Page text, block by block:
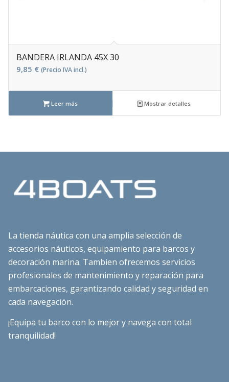
BANDERA IRLANDA 45X 30
9,85 € (Precio IVA incl.)
Leer más Mostrar detalles
La tienda náutica con una amplia selección de
accesorios náuticos, equipamiento para barcos y
decoración marina. Tambien ofrecemos servicios
profesionales de mantenimiento y reparación para
embarcaciones, garantizando calidad y seguridad en
cada navegación.
¡Equipa tu barco con lo mejor y navega con total
tranquilidad!